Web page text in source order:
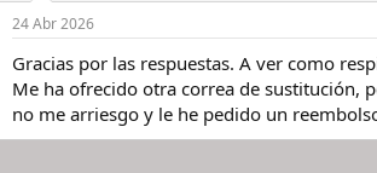
e
:
24 Abr 2026
Gracias por las respuestas. A ver como
Me ha ofrecido otra correa de sustitución,
no me arriesgo y le he pedido un